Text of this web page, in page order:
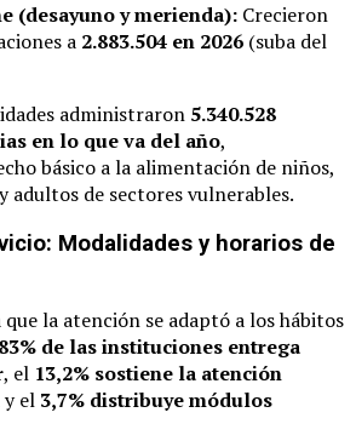
(desayuno y merienda): Crecieron
a 2.883.504 en 2026 (suba del
administraron 5.340.528
en lo que va del año,
básico a la alimentación de niños,
adultos de sectores vulnerables.
Modalidades y horarios de
la atención se adaptó a los hábitos
83% de las instituciones entrega
, el 13,2% sostiene la atención
y el 3,7% distribuye módulos